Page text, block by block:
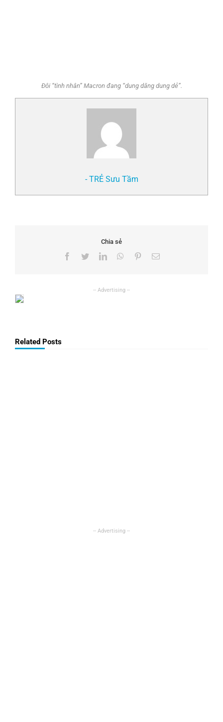
Đôi “tình nhân” Macron đang “dung dăng dung dẻ”.
- TRẺ Sưu Tầm
Chia sẻ
Facebook
TwitterLinkedInWhatsApp
PinterestEmail
Related Posts